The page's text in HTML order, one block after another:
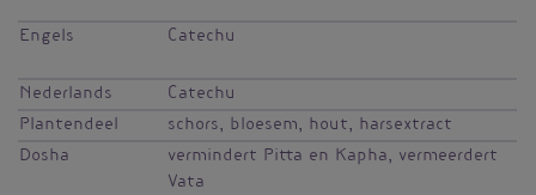
Engels Catechu
Nederlands
Catechu
Plantendeel
schors, bloesem, hout, harsextract
Dosha
vermindert Pitta en Kapha, vermeerdert
Vata